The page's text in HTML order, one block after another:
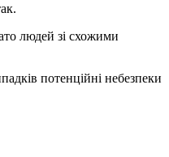
людей зі схожими
потенційні небезпеки